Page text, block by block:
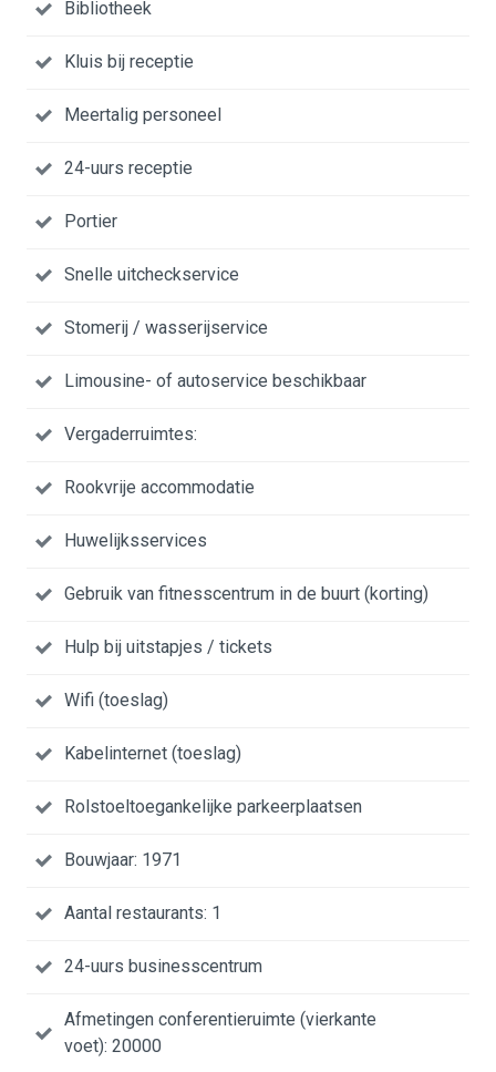
Bibliotheek
Kluis bij receptie
Meertalig personeel
24-uurs receptie
Portier
Snelle uitcheckservice
Stomerij / wasserijservice
Limousine- of autoservice beschikbaar
Vergaderruimtes:
Rookvrije accommodatie
Huwelijksservices
Gebruik van fitnesscentrum in de buurt (korting)
Hulp bij uitstapjes / tickets
Wifi (toeslag)
Kabelinternet (toeslag)
Rolstoeltoegankelijke parkeerplaatsen
Bouwjaar: 1971
Aantal restaurants: 1
24-uurs businesscentrum
Afmetingen conferentieruimte (vierkante
voet): 20000